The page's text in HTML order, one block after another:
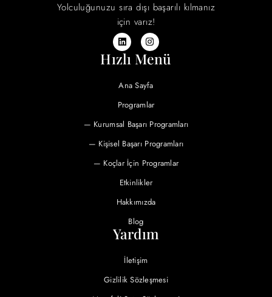
Yolculuğunuzu sıra dışı başarılı kılmanız
için varız!
Hızlı Menü
Ana Sayfa
Programlar
— Kurumsal Başarı Programları
— Kişisel Başarı Programları
— Koçlar İçin Programlar
Etkinlikler
Hakkımızda
Blog
Yardım
İletişim
Gizlilik Sözleşmesi